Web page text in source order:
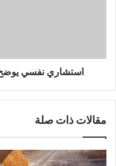
استشاري نفسي
مقالات ذات صلة